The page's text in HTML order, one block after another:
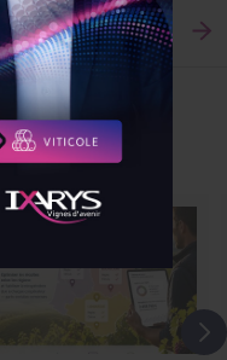
IXARYS